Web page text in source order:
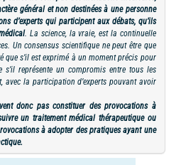
général et non destinées à une personne
d’experts qui participent aux débats, qu’ils
. La science, la vraie, est la continuelle
Un consensus scientifique ne peut être que
que s’il est exprimé à un moment précis pour
s’il représente un compromis entre tous les
avec la participation d’experts pouvant avoir
donc pas constituer des provocations à
un traitement médical thérapeutique ou
à adopter des pratiques ayant une